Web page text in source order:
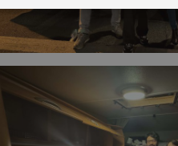
Statistici Marketing
Marketing